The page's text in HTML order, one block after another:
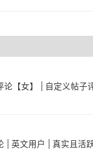
论【女】 | 自定义帖子
| 英文用户 | 真实且活